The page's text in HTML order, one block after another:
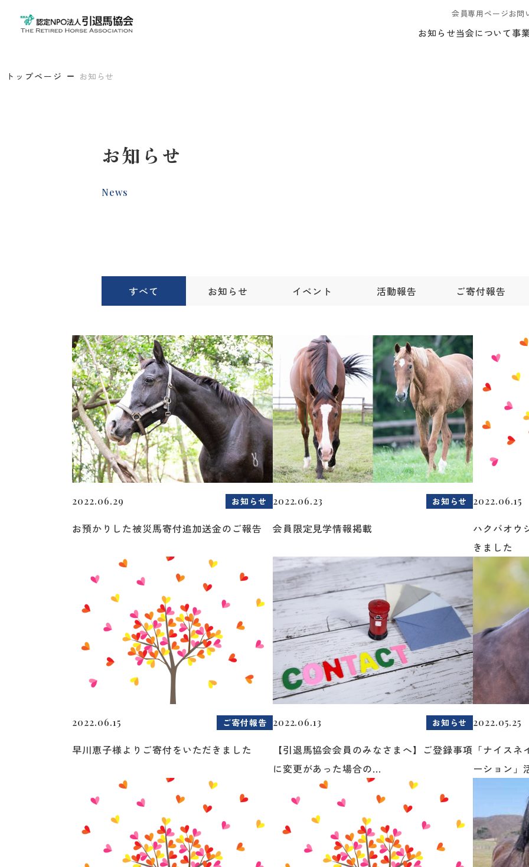
会員専用ページお問
お知らせ当会について事
トップページ お知らせ
お知らせ
News
すべて お知らせ イベント 活動報告 ご寄付報告
2022.06.29 お知らせ
お預かりした被災馬寄付追加送金のご報告
2022.06.23 お知らせ
会員限定見学情報掲載
2022.06.15
ハクバオウ
きました
2022.06.15 ご寄付報告
早川恵子様よりご寄付をいただきました
2022.06.13 お知らせ
【引退馬協会会員のみなさまへ】ご登録事項
に変更があった場合の...
2022.05.25
「ナイス
ーション」